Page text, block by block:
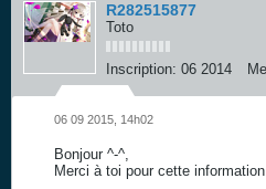
R282515877
Toto
Inscription: 06 2014
06 09 2015, 14h02
Bonjour ^-^,
Merci à toi pour cette